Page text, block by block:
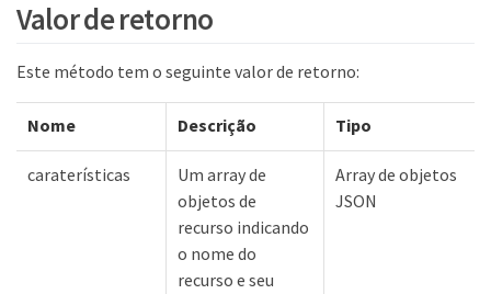
Valor de retorno
Este método tem o seguinte valor de retorno:
Nome Descrição Tipo
caraterísticas
Um array de
objetos de
recurso indicando
o nome do
recurso e seu
Array de objetos
JSON